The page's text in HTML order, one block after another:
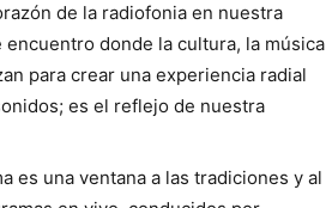
de la radiofonia en nuestra
donde la cultura, la música
para crear una experiencia radial
es el reflejo de nuestra
es una ventana a las tradiciones y al